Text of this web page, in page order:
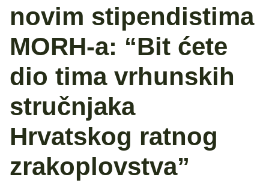
novim stipendistima
MORH-a: “Bit ćete
dio tima vrhunskih
stručnjaka
Hrvatskog ratnog
zrakoplovstva”